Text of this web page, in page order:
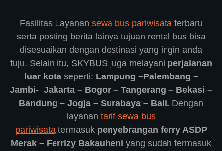
Fasilitas Layanan sewa bus pariwisataterbaru
serta posting berita lainya tujuan rental bus bisa
disesuaikan dengan destinasi yang ingin anda
tuju. Selain itu, SKYBUS juga melayani perjalanan
luar kotaseperti: Lampung –Palembang –
Jambi- Jakarta – Bogor – Tangerang – Bekasi –
Bandung – Jogja – Surabaya – Bali. Dengan
layanan tarif sewa bus
pariwisatatermasuk penyebrangan ferry ASDP
Merak – Ferrizy Bakauheni yang sudah termasuk